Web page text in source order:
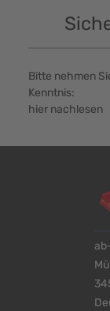
Bitte nehmen
Kenntnis:
hier nachlesen